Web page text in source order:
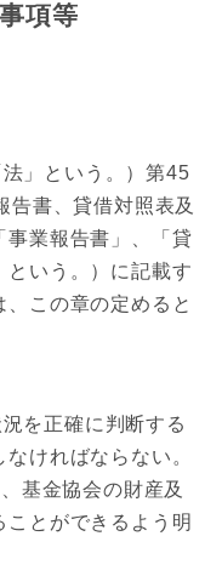
項等
」という。）第45
告書、貸借対照表及
事業報告書」、「貸
という。）に記載す
この章の定めると
を正確に判断する
ければならない。
基金協会の財産及
とができるよう明